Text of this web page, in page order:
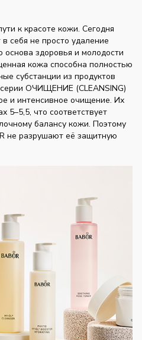
к красоте кожи. Сегодня
себя не просто удаление
основа здоровья и молодости
кожа способна полностью
субстанции из продуктов
ОЧИЩЕНИЕ (CLEANSING)
и интенсивное очищение. Их
5–5,5, что соответствует
балансу кожи. Поэтому
не разрушают её защитную